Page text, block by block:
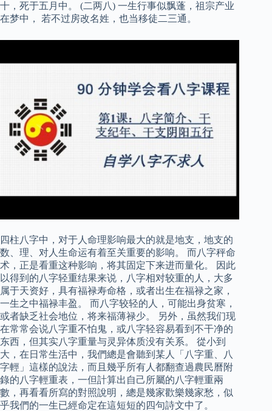
十，死于五月中。 (二两八) 一生行事似飘蓬，祖宗产业
在梦中， 若不过房改名姓，也当移徒二三通。
四柱八字中，对于人命理影响最大的就是地支，地支的
数、理、对人生命运有着至关重要的影响。 而八字秤命
术，正是看重这种影响，将其固定下来进而量化。 因此
以得到的八字轻重结果来说，八字相对较重的人，大多
属于天资好，具有福禄寿命格，或者出生在福禄之家，
一生之中福禄丰盈。 而八字较轻的人，可能出身贫寒，
或者缺乏社会地位，将来福薄禄少。 另外，虽然我们现
在常常会说八字重不怕鬼，或八字轻容易看到不干净的
东西，但其实八字重量与灵异体质没有关系。 從小到
大，在日常生活中，我們總是會聽到某人「八字重、八
字輕」這樣的說法，而且幾乎所有人都翻查過農民曆附
錄的八字輕重表，一但計算出自己所屬的八字輕重兩
數，再看看所寫的對照說明，總是幾家歡樂幾家愁，似
乎我們的一生已經命定在這短短的四句詩文中了。